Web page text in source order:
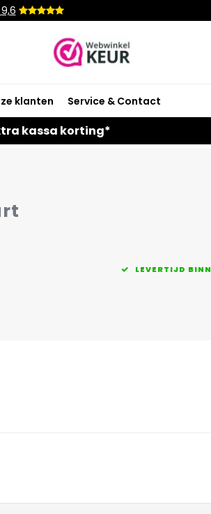
klanten Service & Contact
kassa korting*
LEVERTIJD